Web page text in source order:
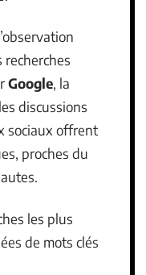
recherches
Google, la
discussions
sociaux offrent
proches du
les plus
de mots clés